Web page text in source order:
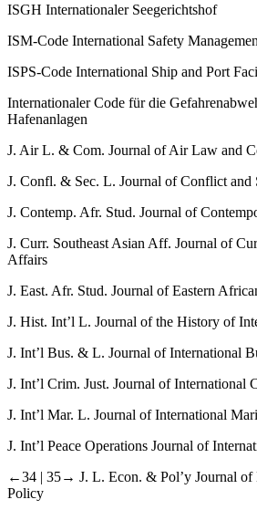
ISGH Internationaler Seegerichtshof
ISM-​Code International Safety
ISPS-​Code International Ship and Port
Internationaler Code für die
Hafenanlagen
J. Air L. & Com. Journal of Air Law and
J. Confl. & Sec. L. Journal of Conflict and
J. Contemp. Afr. Stud. Journal of
J. Curr. Southeast Asian Aff. Journal of
Affairs
J. East. Afr. Stud. Journal of Eastern
J. Hist. Int’l L. Journal of the History of
J. Int’l Bus. & L. Journal of International
J. Int’l Crim. Just. Journal of International
J. Int’l Mar. L. Journal of International
J. Int’l Peace Operations Journal of
←34 | 35→ J. L. Econ. & Pol’y Journal of
Policy